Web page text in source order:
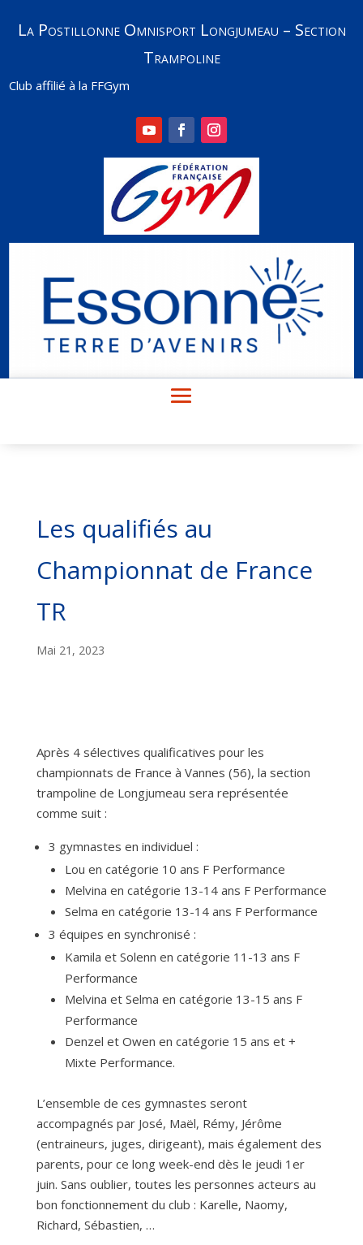
La Postillonne Omnisport Longjumeau – Section
Trampoline
Club affilié à la FFGym
Les qualifiés au
Championnat de France
TR
Mai 21, 2023
Après 4 sélectives qualificatives pour les
championnats de France à Vannes (56), la section
trampoline de Longjumeau sera représentée
comme suit :
3 gymnastes en individuel :
Lou en catégorie 10 ans F Performance
Melvina en catégorie 13-14 ans F Performance
Selma en catégorie 13-14 ans F Performance
3 équipes en synchronisé :
Kamila et Solenn en catégorie 11-13 ans F
Performance
Melvina et Selma en catégorie 13-15 ans F
Performance
Denzel et Owen en catégorie 15 ans et +
Mixte Performance.
L’ensemble de ces gymnastes seront
accompagnés par José, Maël, Rémy, Jérôme
(entraineurs, juges, dirigeant), mais également des
parents, pour ce long week-end dès le jeudi 1er
juin. Sans oublier, toutes les personnes acteurs au
bon fonctionnement du club : Karelle, Naomy,
Richard, Sébastien, …